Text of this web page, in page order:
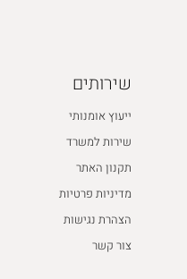
שירותים
ייעוץ אומנותי
שירות למשרד
תקנון האתר
מדיניות פרטיות
הצהרת נגישות
צור קשר